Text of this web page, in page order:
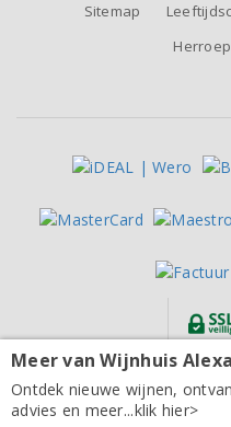
Lehmann Sunset Plexi
51,00)
8,50per stuk
Sitemap
Alle prijzen zijn inclusief
Meer van Wijnhuis
Ontdek nieuwe wijnen,
advies en meer...klik hier>